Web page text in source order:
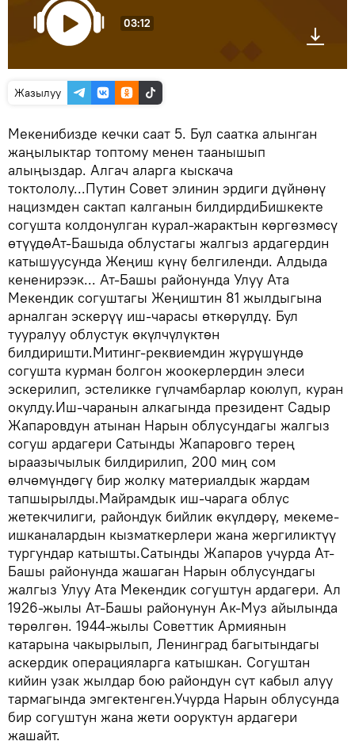
03:12
Жазылуу
Мекенибизде кечки саат 5. Бул саатка алынган
жаңылыктар топтому менен таанышып
алыңыздар. Алгач аларга кыскача
токтололу...Путин Совет элинин эрдиги дүйнөнү
нацизмден сактап калганын билдирдиБишкекте
согушта колдонулган курал-жарактын көргөзмөсү
өтүүдөАт-Башыда облустагы жалгыз ардагердин
катышуусунда Жеңиш күнү белгиленди. Алдыда
кененирээк... Ат-Башы районунда Улуу Ата
Мекендик согуштагы Жеңиштин 81 жылдыгына
арналган эскерүү иш-чарасы өткөрүлдү. Бул
тууралуу облустук өкүлчүлүктөн
билдиришти.Митинг-реквиемдин жүрүшүндө
согушта курман болгон жоокерлердин элеси
эскерилип, эстеликке гүлчамбарлар коюлуп, куран
окулду.Иш-чаранын алкагында президент Садыр
Жапаровдун атынан Нарын облусундагы жалгыз
согуш ардагери Сатынды Жапаровго терең
ыраазычылык билдирилип, 200 миң сом
өлчөмүндөгү бир жолку материалдык жардам
тапшырылды.Майрамдык иш-чарага облус
жетекчилиги, райондук бийлик өкүлдөрү, мекеме-
ишканалардын кызматкерлери жана жергиликтүү
тургундар катышты.Сатынды Жапаров учурда Ат-
Башы районунда жашаган Нарын облусундагы
жалгыз Улуу Ата Мекендик согуштун ардагери. Ал
1926-жылы Ат-Башы районунун Ак-Муз айылында
төрөлгөн. 1944-жылы Советтик Армиянын
катарына чакырылып, Ленинград багытындагы
аскердик операцияларга катышкан. Согуштан
кийин узак жылдар бою райондун сүт кабыл алуу
тармагында эмгектенген.Учурда Нарын облусунда
бир согуштун жана жети ооруктун ардагери
жашайт.